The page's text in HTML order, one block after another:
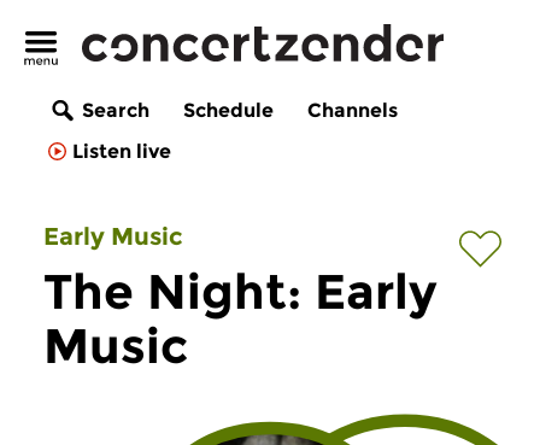
Search Schedule
Channels
Listen live
Early Music
The Night: Early
Music